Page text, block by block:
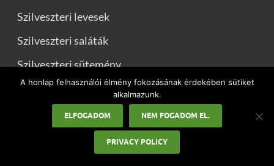
Szilveszteri levesek
Szilveszteri saláták
Szilveszteri sütemény
Újévi köszöntők
Szponzorált tartalom
A honlap felhasználói élmény fokozásának érdekében sütiket
alkalmazunk.
ELFOGADOM NEM FOGADOM EL.
PRIVACY POLICY